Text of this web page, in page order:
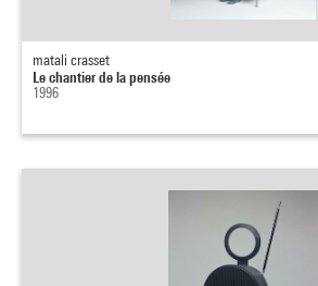
matali crasset
Le chantier de la pensée
1996